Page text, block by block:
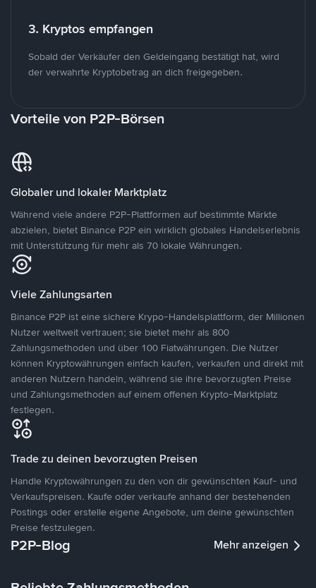
3. Kryptos empfangen
Sobald der Verkäufer den Geldeingang bestätigt hat, wird
der verwahrte Kryptobetrag an dich freigegeben.
Vorteile von P2P-Börsen
Globaler und lokaler Marktplatz
Während viele andere P2P-Plattformen auf bestimmte Märkte
abzielen, bietet Binance P2P ein wirklich globales Handelserlebnis
mit Unterstützung für mehr als 70 lokale Währungen.
Viele Zahlungsarten
Binance P2P ist eine sichere Krypo-Handelsplattform, der Millionen
Nutzer weltweit vertrauen; sie bietet mehr als 800
Zahlungsmethoden und über 100 Fiatwährungen. Die Nutzer
können Kryptowährungen einfach kaufen, verkaufen und direkt mit
anderen Nutzern handeln, während sie ihre bevorzugten Preise
und Zahlungsmethoden auf einem offenen Krypto-Marktplatz
festlegen.
Trade zu deinen bevorzugten Preisen
Handle Kryptowährungen zu den von dir gewünschten Kauf- und
Verkaufspreisen. Kaufe oder verkaufe anhand der bestehenden
Postings oder erstelle eigene Angebote, um deine gewünschten
Preise festzulegen.
P2P-Blog Mehr anzeigen